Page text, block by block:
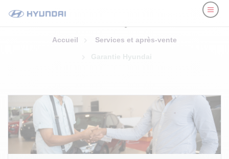
Accueil Services et après-vente
Garantie Hyundai